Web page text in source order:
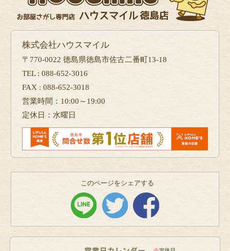
株式会社ハウスマイル
〒770-0022 徳島県徳島市佐古二番町13-18
TEL : 088-652-3016
FAX : 088-652-3018
営業時間：10:00～19:00
定休日：水曜日
このページをシェアする